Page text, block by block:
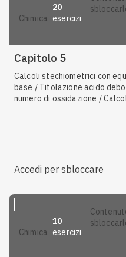
chimica
20
esercizi
Capitolo 5
Calcoli stechiometrici con
base / Titolazione acido
numero di ossidazione /
Accedi per sbloccare
chimica
10
esercizi
contenuto riservato: accedi per